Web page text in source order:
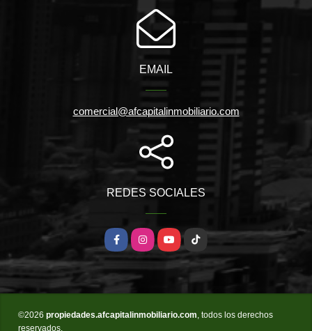
EMAIL
comercial@afcapitalinmobiliario.com
REDES SOCIALES
FacebookInstagramYouTubeTikTok
©2026 propiedades.afcapitalinmobiliario.com, todos los derechos
reservados.